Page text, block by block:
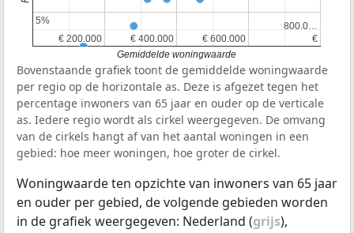
€ 200.000
€ 200.000 € 400.000
€ 400.000 € 600.000
€ 600.000 €
€
800.0…
800.0…
5%
5%
Gemiddelde woningwaarde
Bovenstaande grafiek toont de gemiddelde woningwaarde
per regio op de horizontale as. Deze is afgezet tegen het
percentage inwoners van 65 jaar en ouder op de verticale
as. Iedere regio wordt als cirkel weergegeven. De omvang
van de cirkels hangt af van het aantal woningen in een
gebied: hoe meer woningen, hoe groter de cirkel.
Woningwaarde ten opzichte van inwoners van 65 jaar
en ouder per gebied, de volgende gebieden worden
in de grafiek weergegeven: Nederland (grijs),